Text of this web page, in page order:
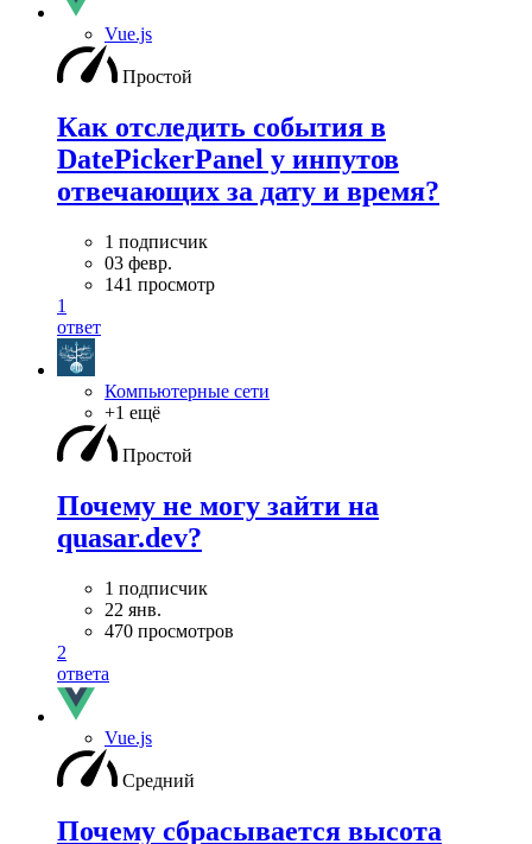
Vue.js
Простой
Как отследить события в
DatePickerPanel у инпутов
отвечающих за дату и время?
1 подписчик
03 февр.
141 просмотр
1
ответ
Компьютерные сети
+1 ещё
Простой
Почему не могу зайти на
quasar.dev?
1 подписчик
22 янв.
470 просмотров
2
ответа
Vue.js
Средний
Почему сбрасывается высота